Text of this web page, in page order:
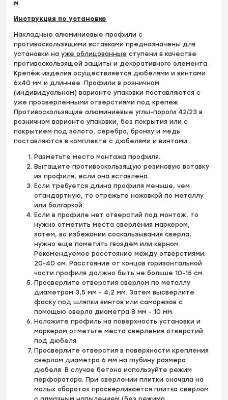
м
Инструкция по установке
Накладные алюминиевые профили с
противоскользящими вставками предназначены для
установки науже облицованные ступени в качестве
противоскользящей защиты и декоративного элемента.
Крепёж изделия осуществляется дюбелями и винтами
6х40 мм и длиннее. Профили в розничном
(индивидуальном) варианте упаковки поставляются с
уже просверленными отверстиями под крепеж.
Противоскользящие алюминиевые углы-пороги 42/23 в
розничном варианте упаковки, без покрытия или с
покрытием под золото, серебро, бронзу и медь
поставляются в комплекте с дюбелями и винтами.
Разметьте место монтажа профиля.
Вытащите противоскользящую резиновую вставку
из профиля, если она вставлена.
Если требуется длина профиля меньше, чем
стандартную, то отрежьте ножовкой по металлу
или болгаркой.
Если в профиле нет отверстий под монтаж, то
нужно отметить места сверления маркером,
затем, во избежании соскальзывания сверла,
нужно еще пометить гвоздем или керном.
Рекомендуемое расстояние между отверстиями:
20-40 см. Расстояние от концов горизонтальной
части профиля должно быть не больше 10-15 см.
Просверлите отверстия сверлом по металлу
диаметром 3,5 мм - 4,2 мм. Затем высверлите
фаску под шляпки винтов или саморезов с
помощью сверла диаметра 8 мм - 10 мм.
Наложите профиль на поверхность установки и
маркером отметьте места сверления отверстий
под дюбеля.
Просверлите отверстия в поверхности крепления
сверлом диаметра 6 мм на глубину размера
дюбеля. В случае бетона используйте режим
перфоратора. При сверлении плитки сначала на
малых оборотах просверливается плитка сверлом